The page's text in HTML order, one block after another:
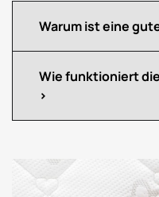
Warum ist eine
Wie funktioniert